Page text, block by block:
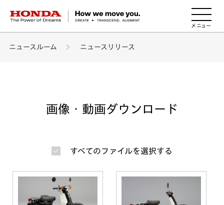
HONDA The Power of Dreams
ニュースルーム ニュースリリース
画像・動画ダウンロード
すべてのファイルを選択する